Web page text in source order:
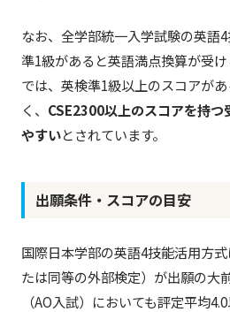
なお、全学部統一入学試験の英語
準1級があると英語満点換算が受
では、英検準1級以上のスコアが
く、 CSE2300以上のスコアを持
やすいとされています。
出願条件・スコアの目安
国際日本学部の英語4技能活用方
たは同等の外部検定）が出願の大
（AO入試）においても評定平均